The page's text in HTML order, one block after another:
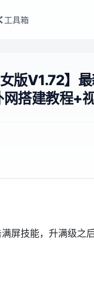
工具箱
版V1.72】
搭建教程+
屏技能，升满级之